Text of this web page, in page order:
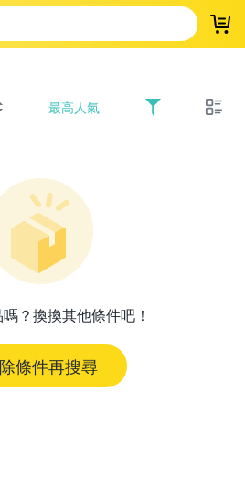
登
最高人氣
？換換其他條件吧！
條件再搜尋